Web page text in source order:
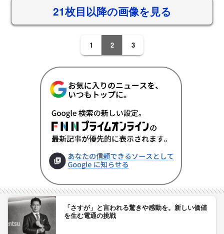
21枚目以降の画像を見る
1 2 3
「さすが」と言われる驚きや感動を。新しい価値
を生む電通の挑戦